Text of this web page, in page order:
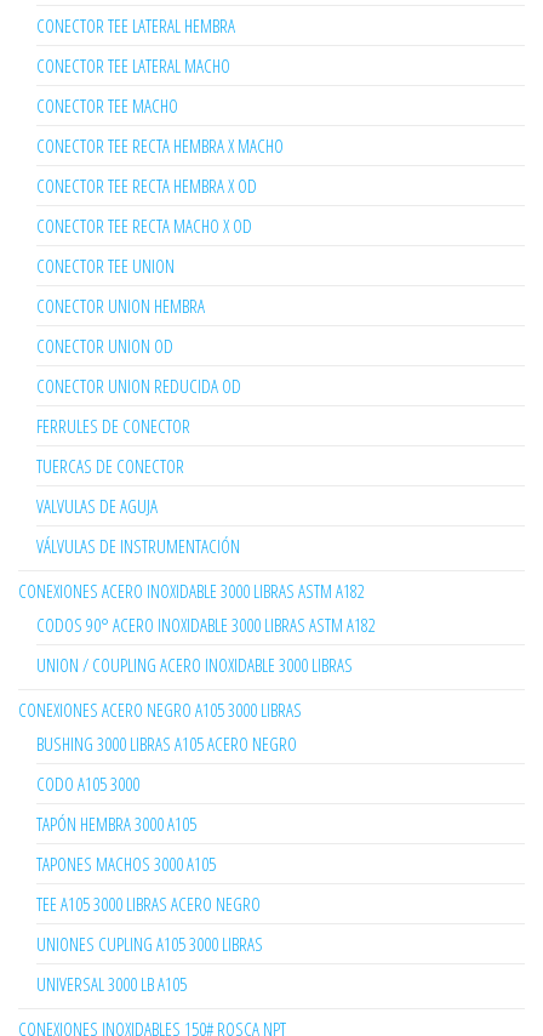
CONECTOR TEE LATERAL HEMBRA
CONECTOR TEE LATERAL MACHO
CONECTOR TEE MACHO
CONECTOR TEE RECTA HEMBRA X MACHO
CONECTOR TEE RECTA HEMBRA X OD
CONECTOR TEE RECTA MACHO X OD
CONECTOR TEE UNION
CONECTOR UNION HEMBRA
CONECTOR UNION OD
CONECTOR UNION REDUCIDA OD
FERRULES DE CONECTOR
TUERCAS DE CONECTOR
VALVULAS DE AGUJA
VÁLVULAS DE INSTRUMENTACIÓN
CONEXIONES ACERO INOXIDABLE 3000 LIBRAS ASTM A182
CODOS 90° ACERO INOXIDABLE 3000 LIBRAS ASTM A182
UNION / COUPLING ACERO INOXIDABLE 3000 LIBRAS
CONEXIONES ACERO NEGRO A105 3000 LIBRAS
BUSHING 3000 LIBRAS A105 ACERO NEGRO
CODO A105 3000
TAPÓN HEMBRA 3000 A105
TAPONES MACHOS 3000 A105
TEE A105 3000 LIBRAS ACERO NEGRO
UNIONES CUPLING A105 3000 LIBRAS
UNIVERSAL 3000 LB A105
CONEXIONES INOXIDABLES 150# ROSCA NPT